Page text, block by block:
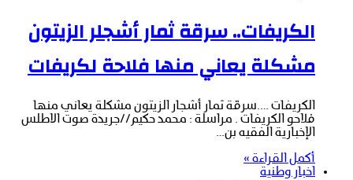
الكريفات.. سرقة ثمار أشجلر الزيتون
مشكلة يعاني منها فلاحة لكريفات
الكريفات ….سرقة ثمار أشجار الزيتون مشكلة يعاني منها
فلاحو الكريفات . مراسلة : محمد حكيم//جريدة صوت الاطلس
الإخبارية الفقيه بن…
أكمل القراءة »
اخبار وطنية